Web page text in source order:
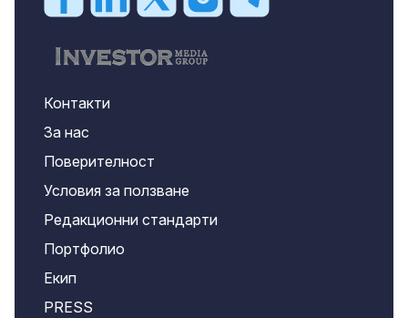
Контакти
За нас
Поверителност
Условия за ползване
Редакционни стандарти
Портфолио
Екип
PRESS